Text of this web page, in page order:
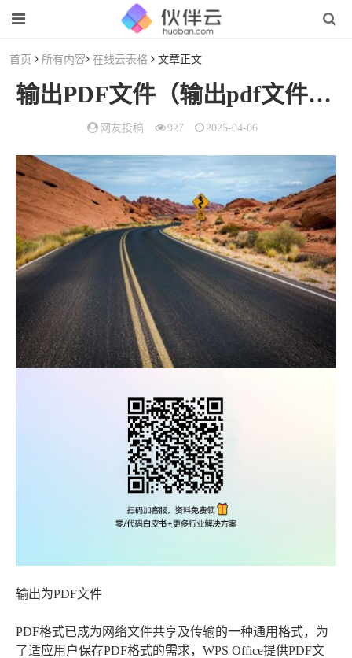
首页 所有内容 在线云表格 文章正文
输出PDF文件（输出pdf文件过大）
网友投稿 927 2025-04-06
输出为PDF文件
PDF格式已成为网络文件共享及传输的一种通用格式，为
了适应用户保存PDF格式的需求，WPS Office提供PDF文